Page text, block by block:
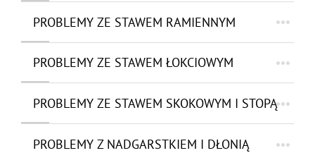
PROBLEMY ZE STAWEM RAMIENNYM
PROBLEMY ZE STAWEM ŁOKCIOWYM
PROBLEMY ZE STAWEM SKOKOWYM I STOPĄ
PROBLEMY Z NADGARSTKIEM I DŁONIĄ